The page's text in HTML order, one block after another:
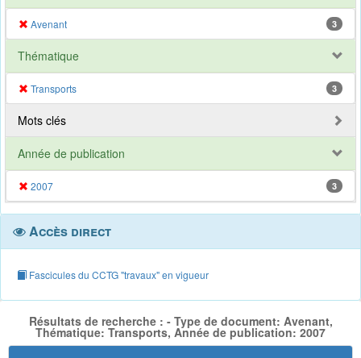
Avenant 3
Thématique
Transports 3
Mots clés
Année de publication
2007 3
Accès direct
Fascicules du CCTG "travaux" en vigueur
Résultats de recherche : - Type de document: Avenant,
Thématique: Transports, Année de publication: 2007